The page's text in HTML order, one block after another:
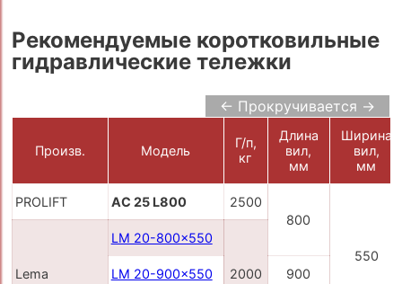
Рекомендуемые коротковильные
гидравлические тележки
← Прокручивается →
Произв. Модель
Г/п,
кг
Длина
вил,
мм
Ширина
вил,
мм
PROLIFT AC 25 L800
2500
800
550
Lema
LM 20-800x550
2000
LM 20-900x550 900